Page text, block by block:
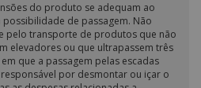
do produto se adequam ao
de passagem. Não
pelo transporte de produtos que não
elevadores ou que ultrapassem três
que a passagem pelas escadas
por desmontar ou içar o